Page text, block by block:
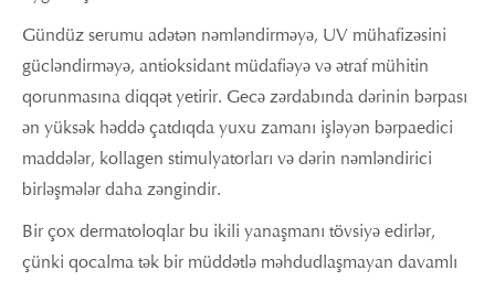
Gündüz serumu adətən nəmləndirməyə, UV mühafizəsini
gücləndirməyə, antioksidant müdafiəyə və ətraf mühitin
qorunmasına diqqət yetirir. Gecə zərdabında dərinin bərpası
ən yüksək həddə çatdıqda yuxu zamanı işləyən bərpaedici
maddələr, kollagen stimulyatorları və dərin nəmləndirici
birləşmələr daha zəngindir.
Bir çox dermatoloqlar bu ikili yanaşmanı tövsiyə edirlər,
çünki qocalma tək bir müddətlə məhdudlaşmayan davamlı